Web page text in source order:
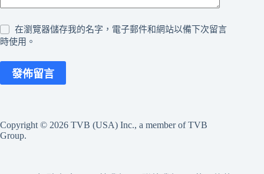
在瀏覽器儲存我的名字，電子郵件和網站以備下次留言
時使用。
發佈留言
Copyright © 2026 TVB (USA) Inc., a member of TVB
Group.